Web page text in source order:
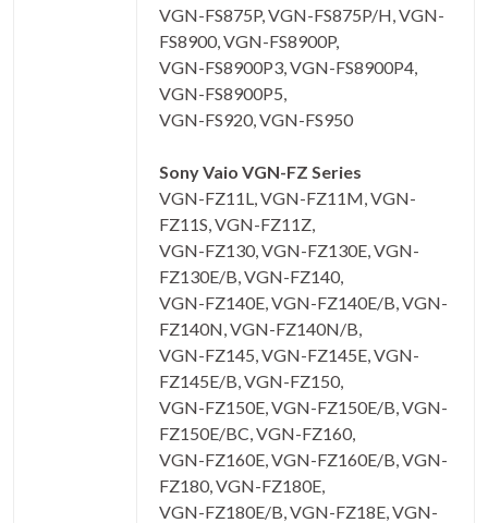
VGN-FS875P, VGN-FS875P/H, VGN-
FS8900, VGN-FS8900P,
VGN-FS8900P3, VGN-FS8900P4,
VGN-FS8900P5,
VGN-FS920, VGN-FS950
Sony Vaio VGN-FZ Series
VGN-FZ11L, VGN-FZ11M, VGN-
FZ11S, VGN-FZ11Z,
VGN-FZ130, VGN-FZ130E, VGN-
FZ130E/B, VGN-FZ140,
VGN-FZ140E, VGN-FZ140E/B, VGN-
FZ140N, VGN-FZ140N/B,
VGN-FZ145, VGN-FZ145E, VGN-
FZ145E/B, VGN-FZ150,
VGN-FZ150E, VGN-FZ150E/B, VGN-
FZ150E/BC, VGN-FZ160,
VGN-FZ160E, VGN-FZ160E/B, VGN-
FZ180, VGN-FZ180E,
VGN-FZ180E/B, VGN-FZ18E, VGN-